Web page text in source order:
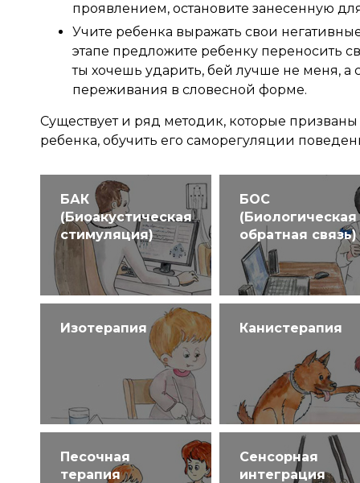
проявлением, остановите занесенную
Учите ребенка выражать свои
этапе предложите ребенку переносить
ты хочешь ударить, бей лучше не меня, а
переживания в словесной форме.
Существует и ряд методик, которые
ребенка, обучить его саморегуляции
БАК
(Биоакустическая
стимуляция)
БОС
(Биологическая
обратная связь)
Изотерапия Канистерапия
Песочная
терапия
Сенсорная
интеграция